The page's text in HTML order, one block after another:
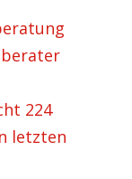
224
letzten